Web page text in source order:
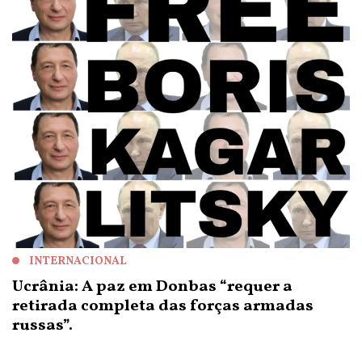
INTERNACIONAL
Ucrânia: A paz em Donbas “requer a
retirada completa das forças armadas
russas”.